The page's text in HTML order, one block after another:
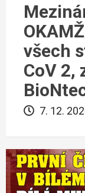
všech
CoV 2,
7. 12.